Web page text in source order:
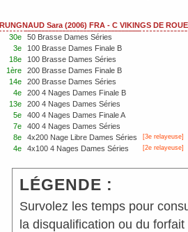
Sara (2006) FRA - C VIKINGS DE
30e
50 Brasse Dames Séries
3e
100 Brasse Dames Finale B
18e
100 Brasse Dames Séries
1ère
200 Brasse Dames Finale B
14e
200 Brasse Dames Séries
4e
200 4 Nages Dames Finale B
13e
200 4 Nages Dames Séries
5e
400 4 Nages Dames Finale A
7e
400 4 Nages Dames Séries
8e
4x200 Nage Libre Dames Séries [3e relayeuse]
4e 4x100 4 Nages Dames Séries [2e relayeuse]
LÉGENDE :
Survolez les temps pour
la disqualification ou du forfait